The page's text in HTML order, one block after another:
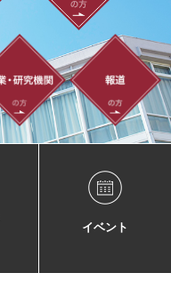
イベント